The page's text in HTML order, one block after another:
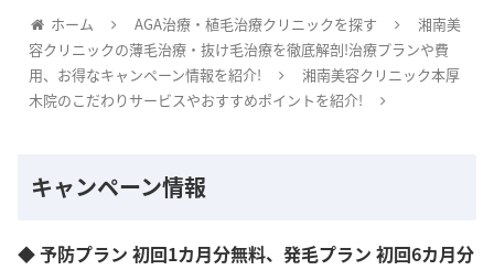
ホーム
AGA治療・植毛治療クリニックを探す
湘南美
容クリニックの薄毛治療・抜け毛治療を徹底解剖!治療プランや費
用、お得なキャンペーン情報を紹介!
湘南美容クリニック本厚
木院のこだわりサービスやおすすめポイントを紹介!
キャンペーン情報
◆ 予防プラン 初回1カ月分無料、発毛プラン 初回6カ月分